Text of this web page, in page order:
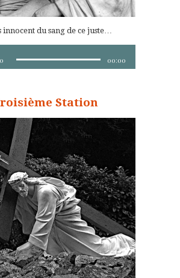
innocent du sang de ce juste…
00:00
Station